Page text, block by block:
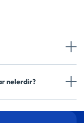
nelerdir?